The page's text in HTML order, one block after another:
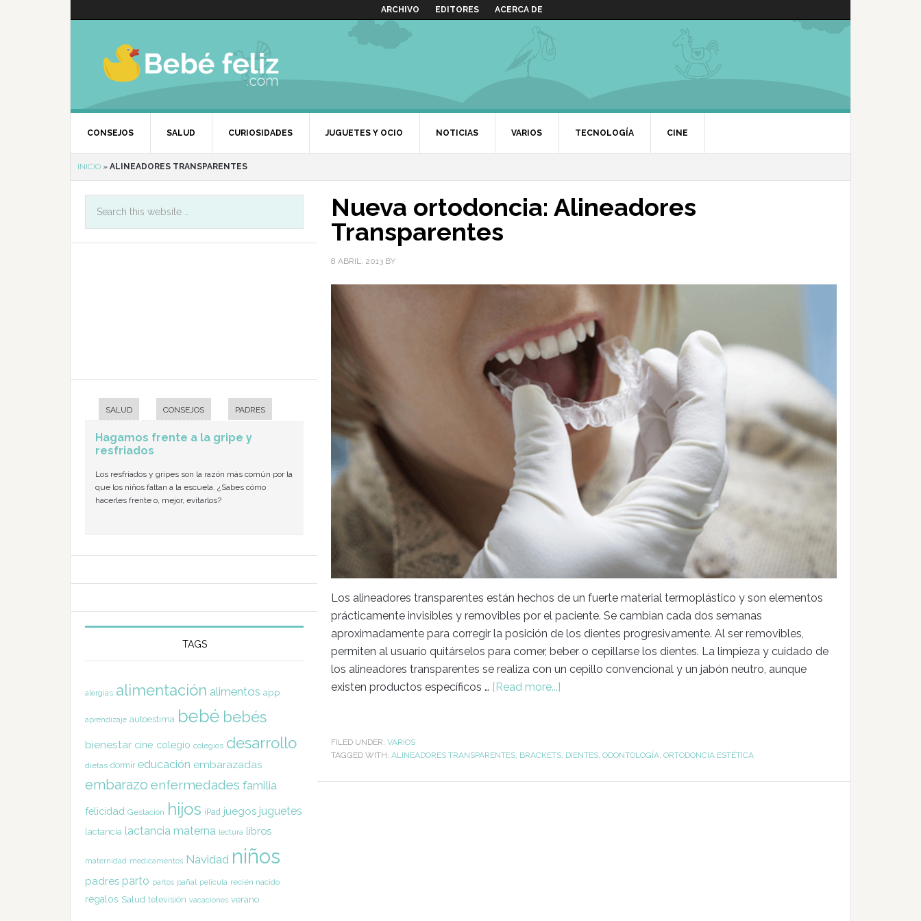
ARCHIVO EDITORES ACERCA DE
CONSEJOS SALUD CURIOSIDADES JUGUETES Y OCIO NOTICIAS VARIOS TECNOLOGÍA CINE
INICIO » ALINEADORES TRANSPARENTES
Nueva ortodoncia: Alineadores
Transparentes
8 ABRIL, 2013 BY
Los alineadores transparentes están hechos de un fuerte material termoplástico y son elementos
prácticamente invisibles y removibles por el paciente. Se cambian cada dos semanas
aproximadamente para corregir la posición de los dientes progresivamente. Al ser removibles,
permiten al usuario quitárselos para comer, beber o cepillarse los dientes. La limpieza y cuidado de
los alineadores transparentes se realiza con un cepillo convencional y un jabón neutro, aunque
existen productos específicos … [Read more...]
FILED UNDER: VARIOS
TAGGED WITH: ALINEADORES TRANSPARENTES, BRACKETS, DIENTES, ODONTOLOGÍA, ORTODONCIA ESTÉTICA
SALUD CONSEJOS PADRES
Hagamos frente a la gripe y
resfriados
Los resfriados y gripes son la razón más común por la
que los niños faltan a la escuela. ¿Sabes cómo
hacerles frente o, mejor, evitarlos?
TAGS
alergias alimentación alimentos app
aprendizaje autoestima bebé bebés
bienestar cine colegio colegios desarrollo
dietas dormir educación embarazadas
embarazo enfermedades familia
felicidad Gestación hijos iPad juegos juguetes
lactancia lactancia materna lectura libros
maternidad medicamentos Navidad niños
padres parto partos pañal película recién nacido
regalos Salud televisión vacaciones verano